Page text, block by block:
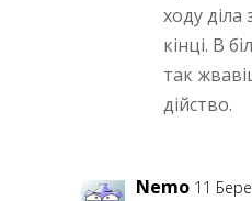
ходу діла
кінці. В
так
дійство.
Nemo 11